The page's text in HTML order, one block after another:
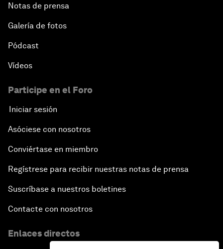
Notas de prensa
Galería de fotos
Pódcast
Vídeos
Participe en el Foro
Iniciar sesión
Asóciese con nosotros
Conviértase en miembro
Regístrese para recibir nuestras notas de prensa
Suscríbase a nuestros boletines
Contacte con nosotros
Enlaces directos